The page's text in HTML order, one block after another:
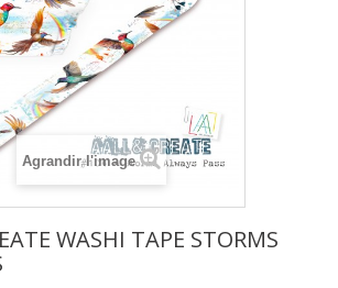
Agrandir l'image
WASHI TAPE STORMS